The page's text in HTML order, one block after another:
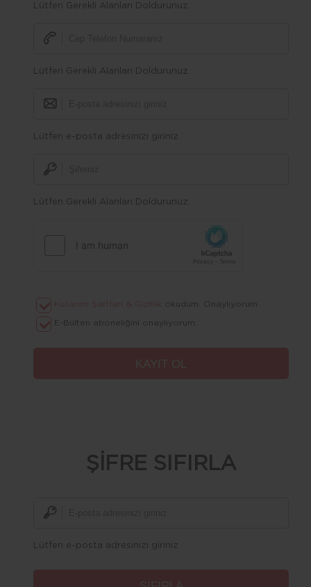
Lütfen Gerekli Alanları Doldurunuz.
Lütfen Gerekli Alanları Doldurunuz.
Lütfen e-posta adresinizi giriniz
Lütfen Gerekli Alanları Doldurunuz.
okudum. Onaylıyorum.
E-Bülten aboneliğini onaylıyorum.
ŞİFRE SIFIRLA
Lütfen e-posta adresinizi giriniz